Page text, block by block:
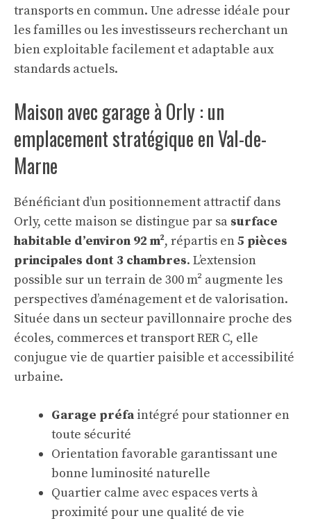
transports en commun. Une adresse idéale pour
les familles ou les investisseurs recherchant un
bien exploitable facilement et adaptable aux
standards actuels.
Maison avec garage à Orly : un
emplacement stratégique en Val-de-
Marne
Bénéficiant d’un positionnement attractif dans
Orly, cette maison se distingue par sa surface
habitable d’environ 92 m², répartis en5 pièces
principales dont 3 chambres. L’extension
possible sur un terrain de 300 m² augmente les
perspectives d’aménagement et de valorisation.
Située dans un secteur pavillonnaire proche des
écoles, commerces et transport RER C, elle
conjugue vie de quartier paisible et accessibilité
urbaine.
Garage préfa intégré pour stationner en
toute sécurité
Orientation favorable garantissant une
bonne luminosité naturelle
Quartier calme avec espaces verts à
proximité pour une qualité de vie